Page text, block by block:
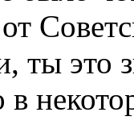
ты это
в